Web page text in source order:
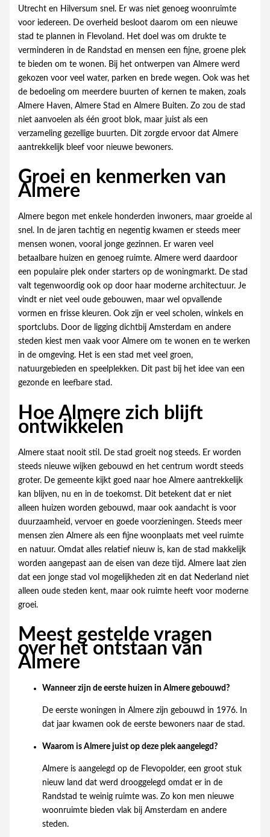
Utrecht en Hilversum snel. Er was niet genoeg woonruimte
voor iedereen. De overheid besloot daarom om een nieuwe
stad te plannen in Flevoland. Het doel was om drukte te
verminderen in de Randstad en mensen een fijne, groene plek
te bieden om te wonen. Bij het ontwerpen van Almere werd
gekozen voor veel water, parken en brede wegen. Ook was het
de bedoeling om meerdere buurten of kernen te maken, zoals
Almere Haven, Almere Stad en Almere Buiten. Zo zou de stad
niet aanvoelen als één groot blok, maar juist als een
verzameling gezellige buurten. Dit zorgde ervoor dat Almere
aantrekkelijk bleef voor nieuwe bewoners.
Groei en kenmerken van
Almere
Almere begon met enkele honderden inwoners, maar groeide al
snel. In de jaren tachtig en negentig kwamen er steeds meer
mensen wonen, vooral jonge gezinnen. Er waren veel
betaalbare huizen en genoeg ruimte. Almere werd daardoor
een populaire plek onder starters op de woningmarkt. De stad
valt tegenwoordig ook op door haar moderne architectuur. Je
vindt er niet veel oude gebouwen, maar wel opvallende
vormen en frisse kleuren. Ook zijn er veel scholen, winkels en
sportclubs. Door de ligging dichtbij Amsterdam en andere
steden kiest men vaak voor Almere om te wonen en te werken
in de omgeving. Het is een stad met veel groen,
natuurgebieden en speelplekken. Dit past bij het idee van een
gezonde en leefbare stad.
Hoe Almere zich blijft
ontwikkelen
Almere staat nooit stil. De stad groeit nog steeds. Er worden
steeds nieuwe wijken gebouwd en het centrum wordt steeds
groter. De gemeente kijkt goed naar hoe Almere aantrekkelijk
kan blijven, nu en in de toekomst. Dit betekent dat er niet
alleen huizen worden gebouwd, maar ook aandacht is voor
duurzaamheid, vervoer en goede voorzieningen. Steeds meer
mensen zien Almere als een fijne woonplaats met veel ruimte
en natuur. Omdat alles relatief nieuw is, kan de stad makkelijk
worden aangepast aan de eisen van deze tijd. Almere laat zien
dat een jonge stad vol mogelijkheden zit en dat Nederland niet
alleen oude steden kent, maar ook ruimte heeft voor moderne
groei.
Meest gestelde vragen
over het ontstaan van
Almere
Wanneer zijn de eerste huizen in Almere gebouwd?
De eerste woningen in Almere zijn gebouwd in 1976. In
dat jaar kwamen ook de eerste bewoners naar de stad.
Waarom is Almere juist op deze plek aangelegd?
Almere is aangelegd op de Flevopolder, een groot stuk
nieuw land dat werd drooggelegd omdat er in de
Randstad te weinig ruimte was. Zo kon men nieuwe
woonruimte bieden vlak bij Amsterdam en andere
steden.